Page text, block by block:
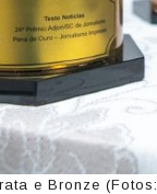
e Bronze